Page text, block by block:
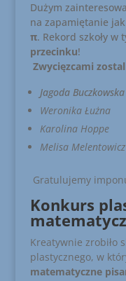
Dużym
na zapamiętanie
π. Rekord szkoły w
przecinku!
Zwycięzcami
Jagoda Buczkowska
Weronika Łużna
Karolina Hoppe
Melisa Melentowicz
Gratulujemy
Konkurs
Kreatywnie zrobiło
plastycznego, w
matematyczne